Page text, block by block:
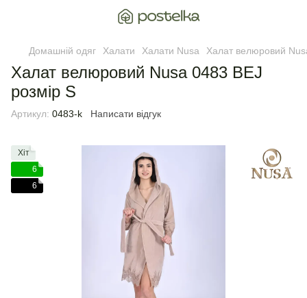
Домашній одяг Халати Халати Nusa Халат велюровий
Халат велюровий Nusa 0483 BEJ
розмір S
Артикул: 0483-k Написати відгук
Хіт
6
6